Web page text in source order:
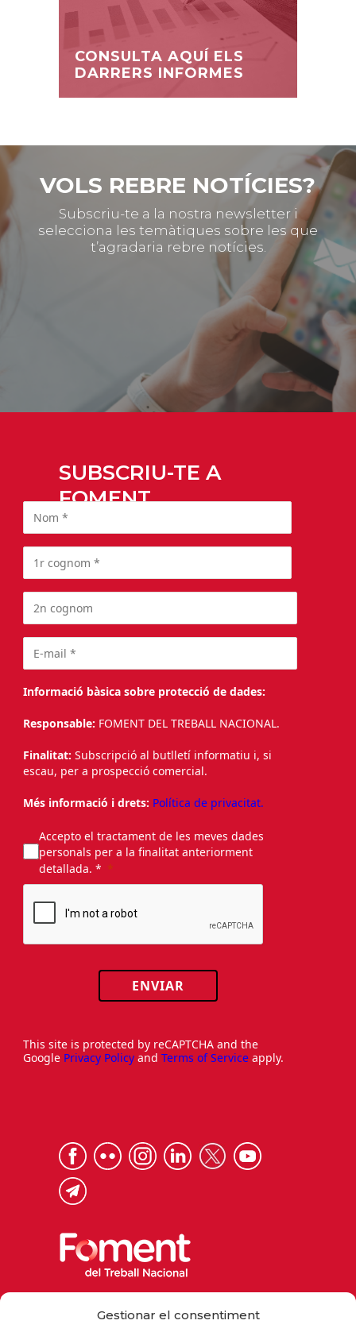
Gestionar el consentiment
CONSULTA AQUÍ ELS
DARRERS INFORMES
VOLS REBRE NOTÍCIES?
Subscriu-te a la nostra newsletter i
selecciona les temàtiques sobre les que
t’agradaria rebre notícies.
SUBSCRIU-TE A
FOMENT
Informació bàsica sobre protecció de dades:
Responsable: FOMENT DEL TREBALL NACIONAL.
Finalitat: Subscripció al butlletí informatiu i, si
escau, per a prospecció comercial.
Més informació i drets: Política de privacitat.
Accepto el tractament de les meves dades
personals per a la finalitat anteriorment
detallada. *
ENVIAR
This site is protected by reCAPTCHA and the
Google Privacy Policy and Terms of Service apply.